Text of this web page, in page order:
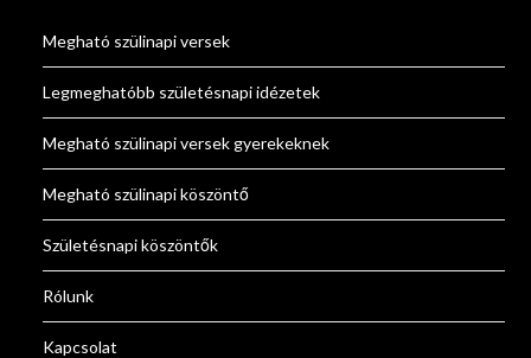
Megható szülinapi versek
Legmeghatóbb születésnapi idézetek
Megható szülinapi versek gyerekeknek
Megható szülinapi köszöntő
Születésnapi köszöntők
Rólunk
Kapcsolat